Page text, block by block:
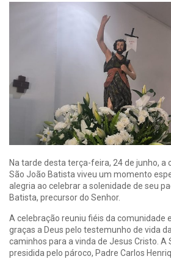
Na tarde desta terça-feira, 24 de junho, a
São João Batista viveu um momento
alegria ao celebrar a solenidade de seu
Batista, precursor do Senhor.
A celebração reuniu fiéis da comunidade
graças a Deus pelo testemunho de vida
caminhos para a vinda de Jesus Cristo. A
presidida pelo pároco, Padre Carlos